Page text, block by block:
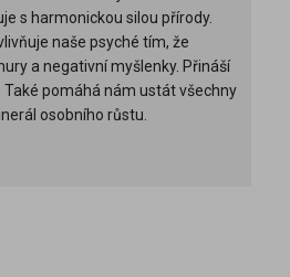
s harmonickou silou přírody.
naše psyché tím, že
a negativní myšlenky. Přináší
pomáhá nám ustát všechny
osobního růstu.